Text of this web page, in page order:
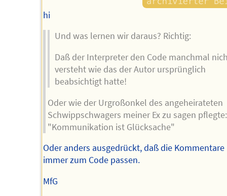
hi
Und was lernen wir daraus? Richtig:
Daß der Interpreter den Code manchmal
versteht wie das der Autor ursprünglich
beabsichtigt hatte!
Oder wie der Urgroßonkel des angeheirateten
Schwippschwagers meiner Ex zu sagen pflegte:
"Kommunikation ist Glücksache"
Oder anders ausgedrückt, daß die
immer zum Code passen.
MfG